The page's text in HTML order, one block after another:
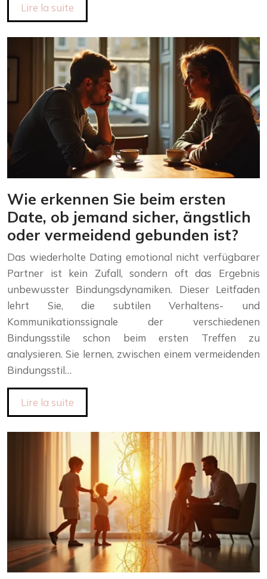
Lire la suite
Wie erkennen Sie beim ersten
Date, ob jemand sicher, ängstlich
oder vermeidend gebunden ist?
Das wiederholte Dating emotional nicht verfügbarer
Partner ist kein Zufall, sondern oft das Ergebnis
unbewusster Bindungsdynamiken. Dieser Leitfaden
lehrt Sie, die subtilen Verhaltens- und
Kommunikationssignale der verschiedenen
Bindungsstile schon beim ersten Treffen zu
analysieren. Sie lernen, zwischen einem vermeidenden
Bindungsstil…
Lire la suite